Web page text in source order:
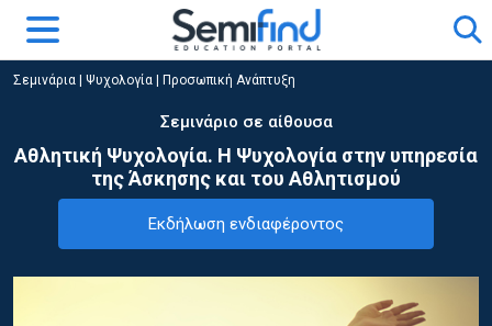
Σεμινάρια Ψυχολογία Προσωπική Ανάπτυξη
Σεμινάριο σε αίθουσα
Αθλητική Ψυχολογία. Η Ψυχολογία στην υπηρεσία
της Άσκησης και του Αθλητισμού
Εκδήλωση ενδιαφέροντος